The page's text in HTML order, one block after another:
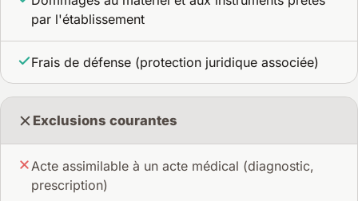
par l'établissement
Frais de défense (protection juridique associée)
Exclusions courantes
Acte assimilable à un acte médical (diagnostic,
prescription)